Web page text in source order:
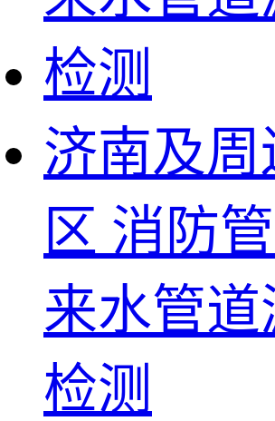
济南及周
区 消防
来水管道
检测